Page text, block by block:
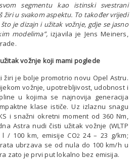
segmentu kao istinski svestrani
žiri u svakom aspektu. To također vrijedi
je dizajn i užitak vožnje, gdje se jasno
modelima”,izjavila je Jens Meiners,
vožnje koji mami poglede
žiri je bolje promotrio novu Opel Astru.
vožnje, upotrebljivost, udobnost i
u kojima se najnovija generacija
klase ističe. Uz izlaznu snagu
i snažni okretni moment od 360 Nm,
Astra nudi čisti užitak vožnje (WLTP
/ 100 km, emisije CO224 – 23 g/km;
ubrzava se od nula do 100 km/h u
zato je prvi put lokalno bez emisija.